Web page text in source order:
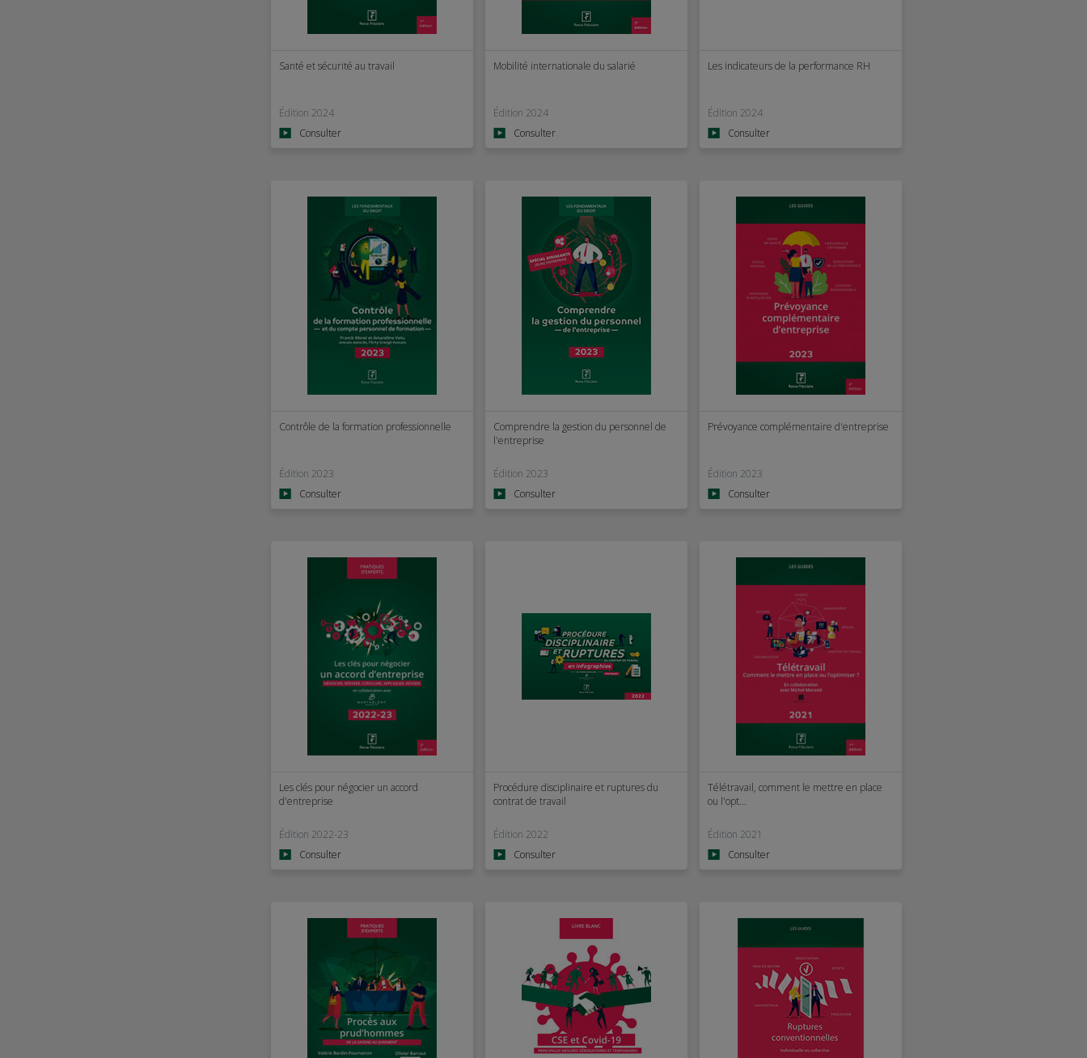
Santé et sécurité au travail
Édition 2024
Consulter
Mobilité internationale du salarié
Édition 2024
Consulter
Les indicateurs de la performance RH
Édition 2024
Consulter
Contrôle de la formation professionnelle
Édition 2023
Consulter
Comprendre la gestion du personnel de
l'entreprise
Édition 2023
Consulter
Prévoyance complémentaire d'entreprise
Édition 2023
Consulter
Les clés pour négocier un accord
d'entreprise
Édition 2022-23
Consulter
Procédure disciplinaire et ruptures du
contrat de travail
Édition 2022
Consulter
Télétravail, comment le mettre en place
ou l'opt...
Édition 2021
Consulter